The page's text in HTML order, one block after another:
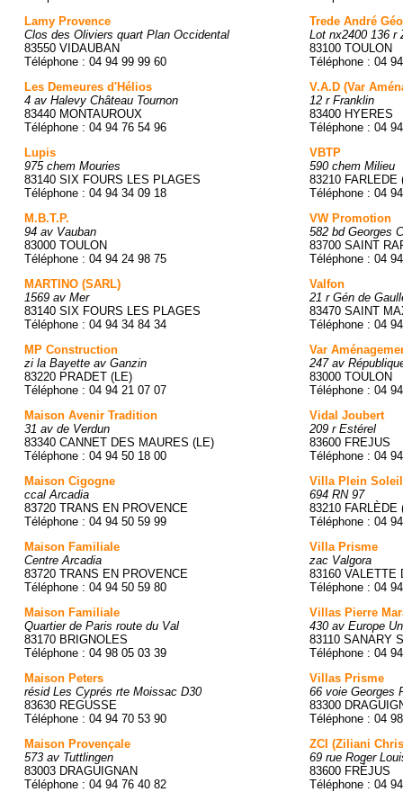
Lamy Provence
Clos des Oliviers quart Plan Occidental
83550 VIDAUBAN
Téléphone : 04 94 99 99 60
Les Demeures d'Hélios
4 av Halevy Château Tournon
83440 MONTAUROUX
Téléphone : 04 94 76 54 96
Lupis
975 chem Mouries
83140 SIX FOURS LES PLAGES
Téléphone : 04 94 34 09 18
M.B.T.P.
94 av Vauban
83000 TOULON
Téléphone : 04 94 24 98 75
MARTINO (SARL)
1569 av Mer
83140 SIX FOURS LES PLAGES
Téléphone : 04 94 34 84 34
MP Construction
zi la Bayette av Ganzin
83220 PRADET (LE)
Téléphone : 04 94 21 07 07
Maison Avenir Tradition
31 av de Verdun
83340 CANNET DES MAURES (LE)
Téléphone : 04 94 50 18 00
Maison Cigogne
ccal Arcadia
83720 TRANS EN PROVENCE
Téléphone : 04 94 50 59 99
Maison Familiale
Centre Arcadia
83720 TRANS EN PROVENCE
Téléphone : 04 94 50 59 80
Maison Familiale
Quartier de Paris route du Val
83170 BRIGNOLES
Téléphone : 04 98 05 03 39
Maison Peters
résid Les Cyprés rte Moissac D30
83630 REGUSSE
Téléphone : 04 94 70 53 90
Maison Provençale
573 av Tuttlingen
83003 DRAGUIGNAN
Téléphone : 04 94 76 40 82
Trede André
Lot nx2400 136 r
83100 TOULON
Téléphone : 04
V.A.D (Var
12 r Franklin
83400 HYERES
Téléphone : 04
VBTP
590 chem Milieu
83210 FARLEDE
Téléphone : 04
VW Promotion
582 bd Georges
83700 SAINT
Téléphone : 04
Valfon
21 r Gén de
83470 SAINT
Téléphone : 04
Var
247 av
83000 TOULON
Téléphone : 04
Vidal Joubert
209 r Estérel
83600 FREJUS
Téléphone : 04
Villa Plein Soleil
694 RN 97
83210 FARLÈDE
Téléphone : 04
Villa Prisme
zac Valgora
83160 VALETTE
Téléphone : 04
Villas Pierre
430 av Europe
83110 SANARY
Téléphone : 04
Villas Prisme
66 voie Georges
83300
Téléphone : 04
ZCI (Ziliani
69 rue Roger
83600 FRÉJUS
Téléphone : 04